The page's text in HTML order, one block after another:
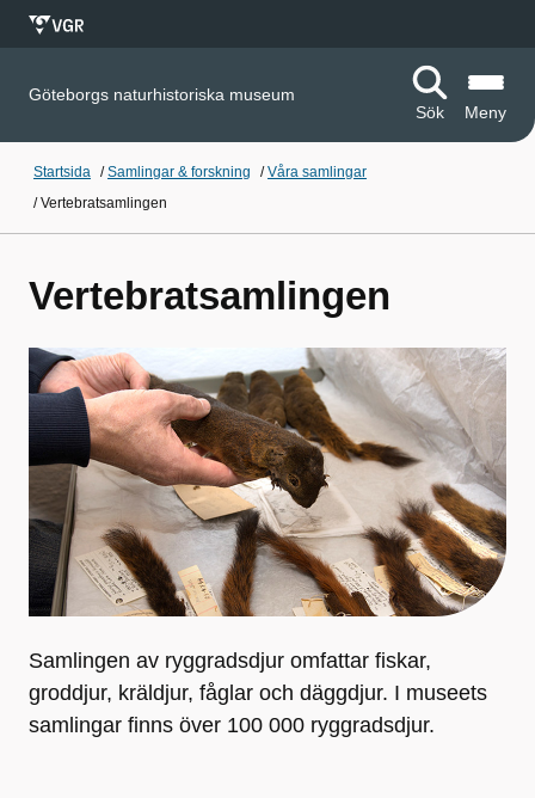
Göteborgs naturhistoriska museum
Sök
Meny
Startsida /Samlingar & forskning /Våra samlingar
/Vertebratsamlingen
Vertebratsamlingen
Samlingen av ryggradsdjur omfattar fiskar,
groddjur, kräldjur, fåglar och däggdjur. I museets
samlingar finns över 100 000 ryggradsdjur.